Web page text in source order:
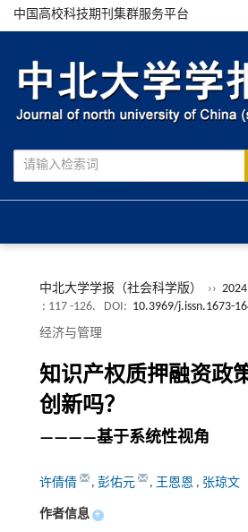
中国高校科技期刊集群服务平台
中北大学学报（社会科学版） ››
: 117 -126.
DOI: 10.3969/j.issn.1673-
经济与管理
知识产权质押融资政
创新吗？
————基于系统性视角
许倩倩 , 彭佑元 , 王恩恩 , 张琼文
作者信息 +